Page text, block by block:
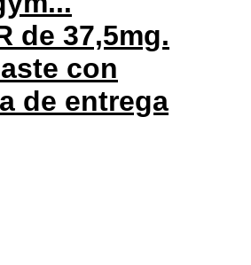
de 37,5mg.
con
de entrega